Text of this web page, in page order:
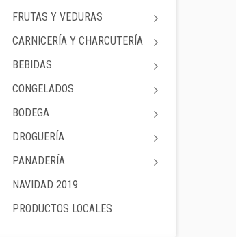
FRUTAS Y VEDURAS
CARNICERÍA Y CHARCUTERÍA
BEBIDAS
CONGELADOS
BODEGA
DROGUERÍA
PANADERÍA
NAVIDAD 2019
PRODUCTOS LOCALES